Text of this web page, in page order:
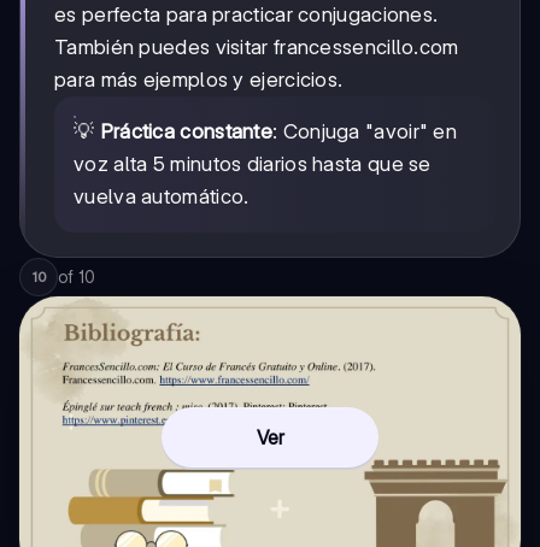
es perfecta para practicar conjugaciones.
También puedes visitar francessencillo.com
para más ejemplos y ejercicios.
💡 Práctica constante: Conjuga "avoir" en
voz alta 5 minutos diarios hasta que se
vuelva automático.
10 of 10
Ver